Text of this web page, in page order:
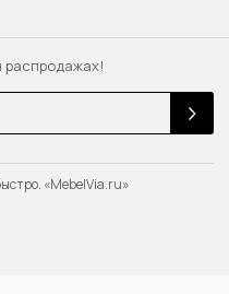
распродажах!
«MebelVia.ru»